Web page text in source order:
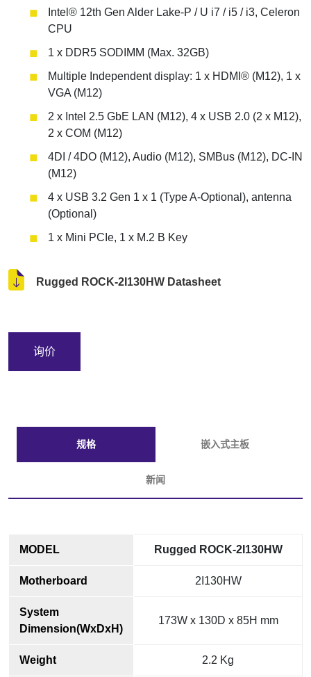
Intel® 12th Gen Alder Lake-P / U i7 / i5 / i3, Celeron
CPU
1 x DDR5 SODIMM (Max. 32GB)
Multiple Independent display: 1 x HDMI® (M12), 1 x
VGA (M12)
2 x Intel 2.5 GbE LAN (M12), 4 x USB 2.0 (2 x M12),
2 x COM (M12)
4DI / 4DO (M12), Audio (M12), SMBus (M12), DC-IN
(M12)
4 x USB 3.2 Gen 1 x 1 (Type A-Optional), antenna
(Optional)
1 x Mini PCIe, 1 x M.2 B Key
Rugged ROCK-2I130HW Datasheet
询价
规格 嵌入式主板
新闻
MODEL Rugged ROCK-2I130HW
Motherboard 2I130HW
System
Dimension(WxDxH)
173W x 130D x 85H mm
Weight 2.2 Kg